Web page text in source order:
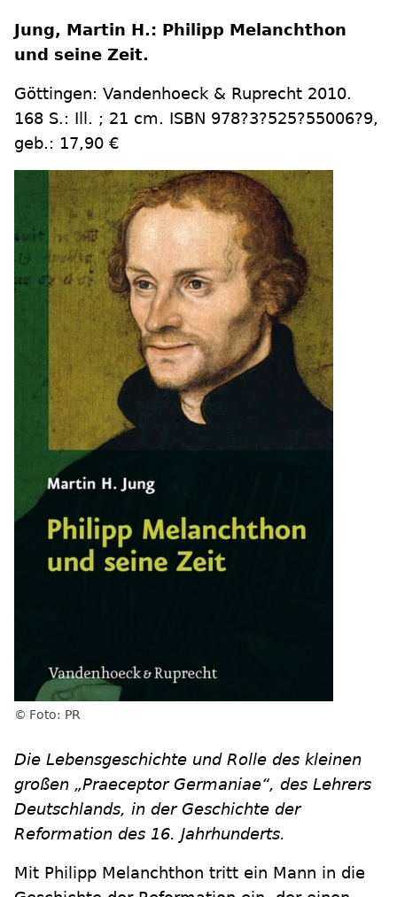
Jung, Martin H.: Philipp Melanchthon
und seine Zeit.
Göttingen: Vandenhoeck & Ruprecht 2010.
168 S.: Ill. ; 21 cm. ISBN 978?3?525?55006?9,
geb.: 17,90 €
Foto: PR
Die Lebensgeschichte und Rolle des kleinen
großen „Praeceptor Germaniae“, des Lehrers
Deutschlands, in der Geschichte der
Reformation des 16. Jahrhunderts.
Mit Philipp Melanchthon tritt ein Mann in die